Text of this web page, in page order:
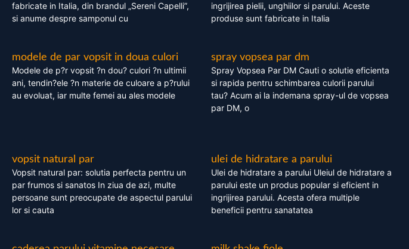
fabricate in Italia, din brandul „Sereni Capelli”,
si anume despre samponul cu
ingrijirea pielii, unghiilor si parului. Aceste
produse sunt fabricate in Italia
modele de par vopsit in doua culori
Modele de p?r vopsit ?n dou? culori ?n ultimii
ani, tendin?ele ?n materie de culoare a p?rului
au evoluat, iar multe femei au ales modele
spray vopsea par dm
Spray Vopsea Par DM Cauti o solutie eficienta
si rapida pentru schimbarea culorii parului
tau? Acum ai la indemana spray-ul de vopsea
par DM, o
vopsit natural par
Vopsit natural par: solutia perfecta pentru un
par frumos si sanatos In ziua de azi, multe
persoane sunt preocupate de aspectul parului
lor si cauta
ulei de hidratare a parului
Ulei de hidratare a parului Uleiul de hidratare a
parului este un produs popular si eficient in
ingrijirea parului. Acesta ofera multiple
beneficii pentru sanatatea